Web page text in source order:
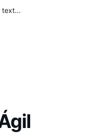
text...